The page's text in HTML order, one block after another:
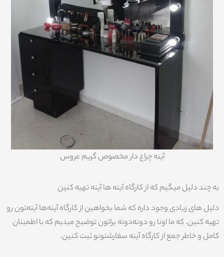
آینه چراغ دار مخصوص گریم عروس
به چند دلیل میگیم که از کارگاه آینه ها آینه تهیه کنین
دلیل های زیادی وجود داره که شما بخواهین از کارگاه آینه‌ها آینه‌تون رو
تهیه کنین. که ما اونا رو دونه‌دونه براتون توضیح میدیم که با اطمینان
کامل و خاطر جمع از کارگاه آینه سفارشتونو ثبت کنین.